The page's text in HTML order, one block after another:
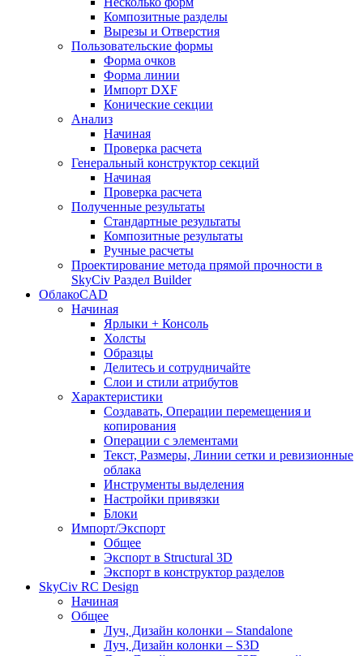
Композитные разделы
Вырезы и Отверстия
Пользовательские формы
Форма очков
Форма линии
Импорт DXF
Конические секции
Анализ
Начиная
Проверка расчета
Генеральный конструктор секций
Начиная
Проверка расчета
Полученные результаты
Стандартные результаты
Композитные результаты
Ручные расчеты
Проектирование метода прямой прочности в
SkyCiv Раздел Builder
ОблакоCAD
Начиная
Ярлыки + Консоль
Холсты
Образцы
Делитесь и сотрудничайте
Слои и стили атрибутов
Характеристики
Создавать, Операции перемещения и
копирования
Операции с элементами
Текст, Размеры, Линии сетки и ревизионные
облака
Инструменты выделения
Настройки привязки
Блоки
Импорт/Экспорт
Общее
Экспорт в Structural 3D
Экспорт в конструктор разделов
SkyCiv RC Design
Начиная
Общее
Луч, Дизайн колонки – Standalone
Луч, Дизайн колонки – S3D